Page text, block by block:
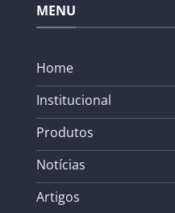
MENU
Home
Institucional
Produtos
Notícias
Artigos